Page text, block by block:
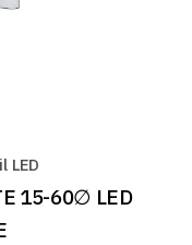
LED
15-60∅ LED